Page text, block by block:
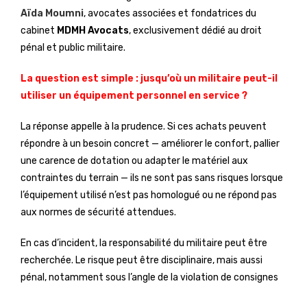
Aïda Moumni, avocates associées et fondatrices du
cabinet MDMH Avocats, exclusivement dédié au droit
pénal et public militaire.
La question est simple : jusqu’où un militaire peut-il
utiliser un équipement personnel en service ?
La réponse appelle à la prudence. Si ces achats peuvent
répondre à un besoin concret — améliorer le confort, pallier
une carence de dotation ou adapter le matériel aux
contraintes du terrain — ils ne sont pas sans risques lorsque
l’équipement utilisé n’est pas homologué ou ne répond pas
aux normes de sécurité attendues.
En cas d’incident, la responsabilité du militaire peut être
recherchée. Le risque peut être disciplinaire, mais aussi
pénal, notamment sous l’angle de la violation de consignes